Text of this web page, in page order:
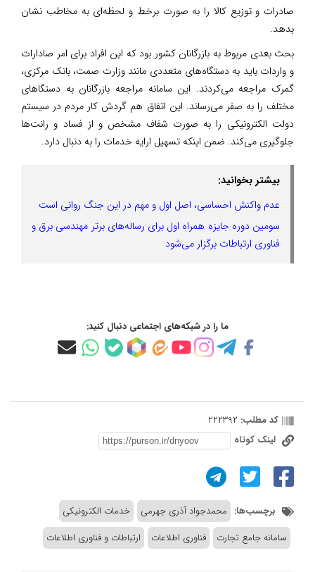
صادرات و توزیع کالا را به صورت برخط و لحظه‌ای به مخاطب نشان
بدهد.
بحث بعدی مربوط به بازرگانان کشور بود که این افراد برای امر صادارات
و واردات باید به دستگاه‌های متعددی مانند وزارت صمت، بانک مرکزی،
گمرک مراجعه می‌کردند. این سامانه مراجعه بازرگانان به دستگاهای
مختلف را به صفر می‌رساند. این اتفاق هم گردش کار مردم در سیستم
دولت الکترونیکی را به صورت شفاف مشخص و از فساد و رانت‌ها
جلوگیری می‌کند. ضمن اینکه تسهیل ارایه خدمات را به دنبال دارد.
بیشتر بخوانید:
عدم واکنش احساسی، اصل اول و مهم در این جنگ روانی است
سومین دوره جایزه همراه اول برای رساله‌های برتر مهندسی برق و
فناوری ارتباطات برگزار می‌شود
ما را در شبکه‌های اجتماعی دنبال کنید:
کد مطلب: 222392
لینک کوتاه
برچسب‌ها: محمدجواد آذری جهرمی
خدمات الکترونیکی
سامانه جامع تجارت
فناوری اطلاعات ارتباطات و فناوری اطلاعات